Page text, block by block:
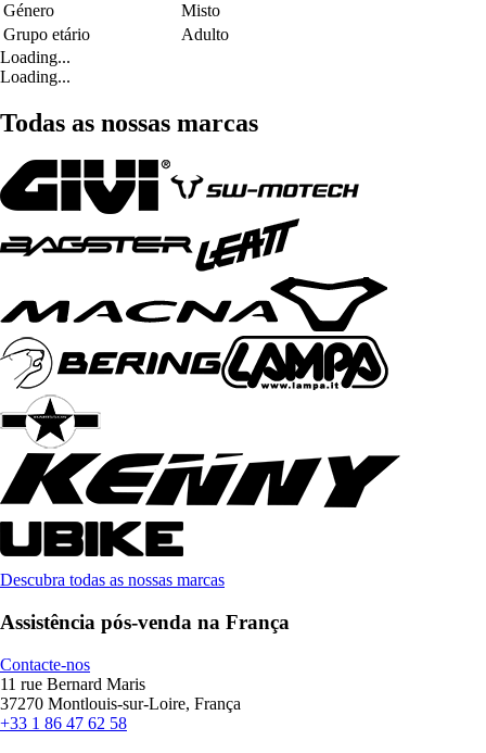
Género
Misto
Grupo etário
Adulto
Loading...
Loading...
Todas as nossas marcas
Descubra todas as nossas marcas
Assistência pós-venda na França
Contacte-nos
11 rue Bernard Maris
37270 Montlouis-sur-Loire, França
+33 1 86 47 62 58